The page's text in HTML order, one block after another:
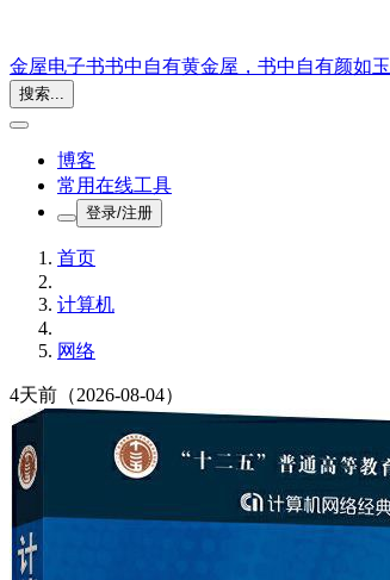
金屋电子书书中自有黄金屋，书中自有颜如玉
搜索...
博客
常用在线工具
登录/注册
首页
计算机
网络
4天前 （2026-08-04）